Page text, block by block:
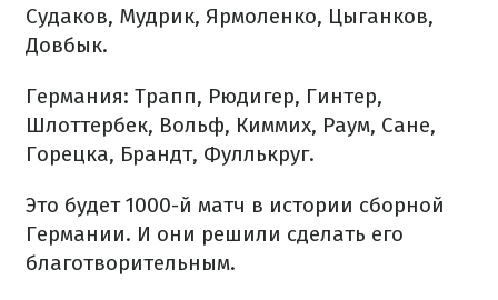
Судаков, Мудрик, Ярмоленко, Цыганков,
Довбык.
Германия: Трапп, Рюдигер, Гинтер,
Шлоттербек, Вольф, Киммих, Раум, Сане,
Горецка, Брандт, Фуллькруг.
Это будет 1000-й матч в истории сборной
Германии. И они решили сделать его
благотворительным.